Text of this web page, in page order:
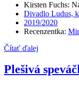
Kirsten Fuchs:
Divadlo Ludus,
2019/2020
Recenzentka:
Čítať ďalej
Plešivá